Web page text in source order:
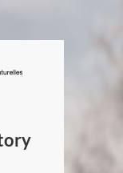
/
Canada